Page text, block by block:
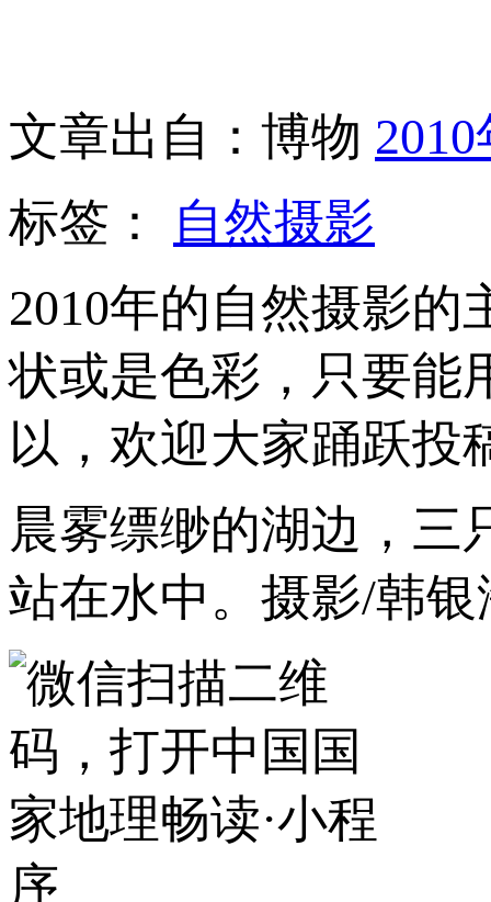
文章出自：博物
标签：
自然摄影
2010年的自然摄影的
状或是色彩，只要能
以，欢迎大家踊跃投
晨雾缥缈的湖边，三
站在水中。摄影/韩银